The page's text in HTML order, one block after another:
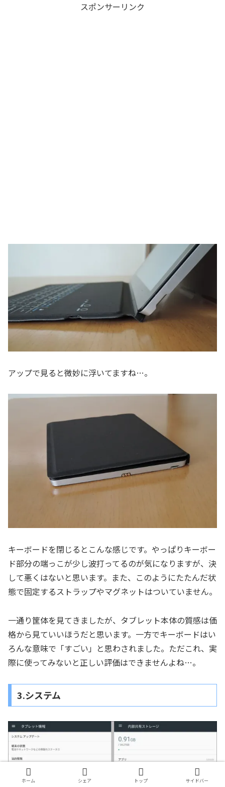
スポンサーリンク
アップで見ると微妙に浮いてますね…。
キーボードを閉じるとこんな感じです。やっぱりキーボー
ド部分の端っこが少し波打ってるのが気になりますが、決
して悪くはないと思います。また、このようにたたんだ状
態で固定するストラップやマグネットはついていません。
一通り筐体を見てきましたが、タブレット本体の質感は価
格から見ていいほうだと思います。一方でキーボードはい
ろんな意味で「すごい」と思わされました。ただこれ、実
際に使ってみないと正しい評価はできませんよね…。
3.システム
ホーム シェア トップ サイドバー